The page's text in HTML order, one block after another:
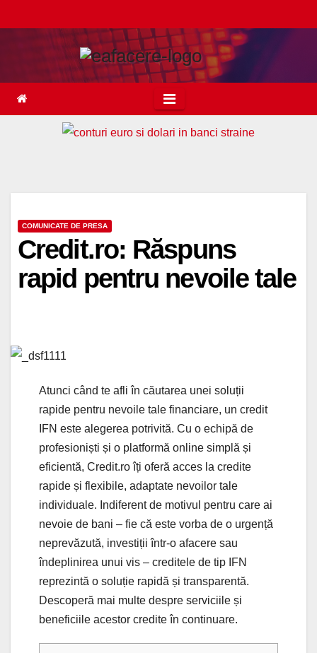
to
COMUNICATE DE PRESA
Credit.ro: Răspuns
rapid pentru nevoile tale
Atunci când te afli în căutarea unei soluții
rapide pentru nevoile tale financiare, un credit
IFN este alegerea potrivită. Cu o echipă de
profesioniști și o platformă online simplă și
eficientă, Credit.ro îți oferă acces la credite
rapide și flexibile, adaptate nevoilor tale
individuale. Indiferent de motivul pentru care ai
nevoie de bani – fie că este vorba de o urgență
neprevăzută, investiții într-o afacere sau
îndeplinirea unui vis – creditele de tip IFN
reprezintă o soluție rapidă și transparentă.
Descoperă mai multe despre serviciile și
beneficiile acestor credite în continuare.